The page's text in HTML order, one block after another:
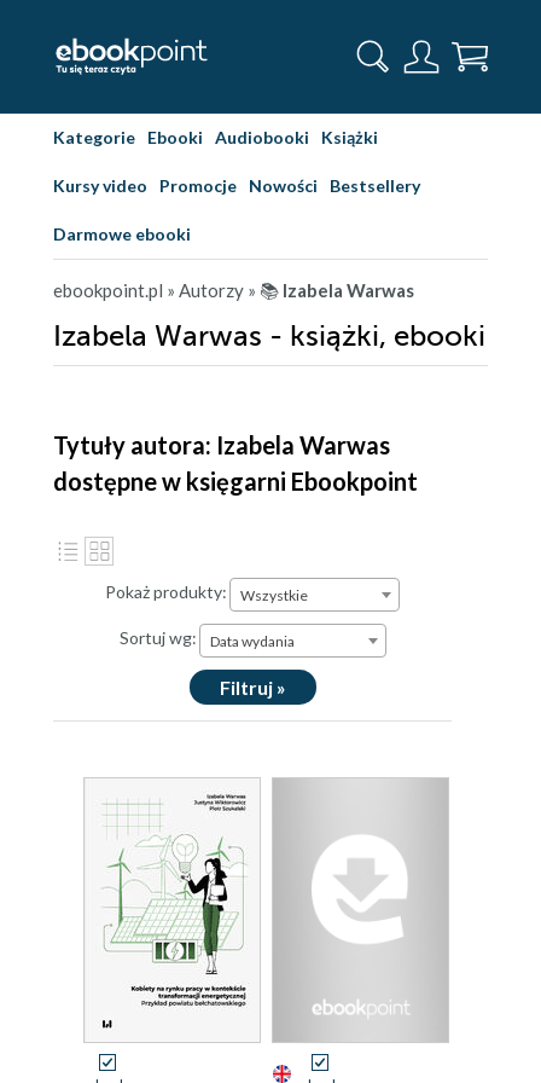
Kategorie Ebooki Audiobooki Książki
Kursy video Promocje Nowości Bestsellery
Darmowe ebooki
ebookpoint.pl » Autorzy » 📚 Izabela Warwas
Izabela Warwas - książki, ebooki
Tytuły autora: Izabela Warwas
dostępne w księgarni Ebookpoint
Pokaż produkty: Wszystkie
Sortuj wg: Data wydania
Filtruj »